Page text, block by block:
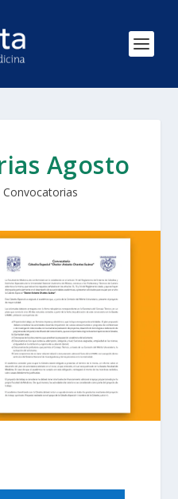
Agosto
Convocatorias